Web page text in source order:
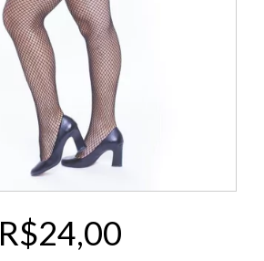
R$24,00